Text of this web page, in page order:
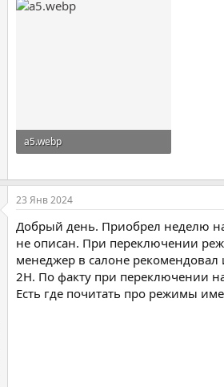
427,5 KB · Просмотры: 96
a5.webp
23 Янв 2024
Добрый день. Приобрел неделю
не описан. При переключении
менеджер в салоне
2H. По факту при переключении
Есть где почитать про режимы